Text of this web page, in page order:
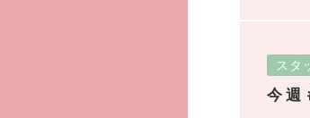
スタ
今週